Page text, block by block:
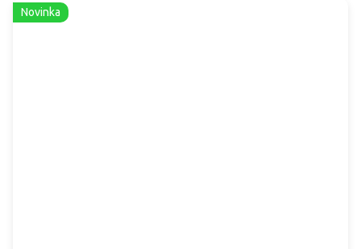
Novinka